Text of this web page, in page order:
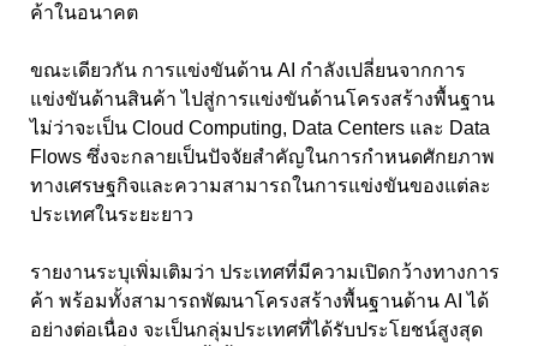
ค้าในอนาคต
ขณะเดียวกัน การแข่งขันด้าน AI กำลังเปลี่ยนจากการ
แข่งขันด้านสินค้า ไปสู่การแข่งขันด้านโครงสร้างพื้นฐาน
ไม่ว่าจะเป็น Cloud Computing, Data Centers และ Data
Flows ซึ่งจะกลายเป็นปัจจัยสำคัญในการกำหนดศักยภาพ
ทางเศรษฐกิจและความสามารถในการแข่งขันของแต่ละ
ประเทศในระยะยาว
รายงานระบุเพิ่มเติมว่า ประเทศที่มีความเปิดกว้างทางการ
ค้า พร้อมทั้งสามารถพัฒนาโครงสร้างพื้นฐานด้าน AI ได้
อย่างต่อเนื่อง จะเป็นกลุ่มประเทศที่ได้รับประโยชน์สูงสุด